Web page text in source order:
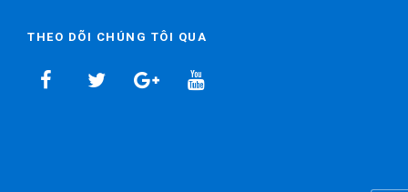
THEO DÕI CHÚNG TÔI QUA